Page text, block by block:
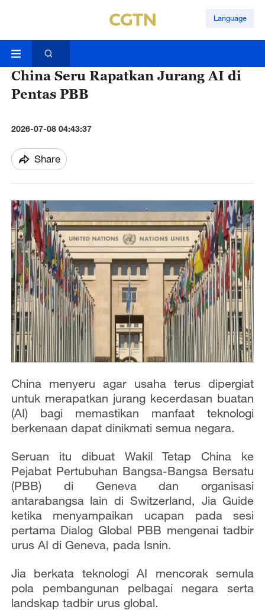
Language
China Seru Rapatkan Jurang AI di
Pentas PBB
2026-07-08 04:43:37
Share
China menyeru agar usaha terus dipergiat
untuk merapatkan jurang kecerdasan buatan
(AI) bagi memastikan manfaat teknologi
berkenaan dapat dinikmati semua negara.
Seruan itu dibuat Wakil Tetap China ke
Pejabat Pertubuhan Bangsa-Bangsa Bersatu
(PBB) di Geneva dan organisasi
antarabangsa lain di Switzerland, Jia Guide
ketika menyampaikan ucapan pada sesi
pertama Dialog Global PBB mengenai tadbir
urus AI di Geneva, pada Isnin.
Jia berkata teknologi AI mencorak semula
pola pembangunan pelbagai negara serta
landskap tadbir urus global.